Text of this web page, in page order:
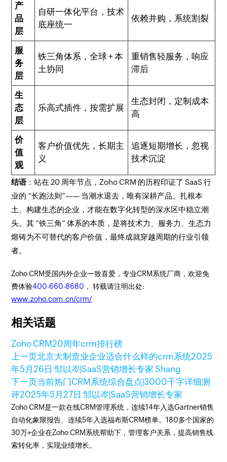
产
品
层
自研一体化平台，技术
底座统一
依赖并购，系统割裂
服
务
层
铁三角体系，全球 + 本
土协同
重销售轻服务，响应
滞后
生
态
层
乐高式插件，按需扩展
生态封闭，定制成本
高
价
值
观
客户价值优先，长期主
义
追逐短期增长，忽视
技术沉淀
结语 ：站在 20 周年节点，Zoho CRM 的历程印证了 SaaS 行
业的 “长跑法则”—— 当潮水退去，唯有深耕产品、扎根本
土、构建生态的企业，才能在数字化转型的深水区中稳立潮
头。其 “铁三角” 体系的本质，是将技术力、服务力、生态力
熔铸为不可替代的客户价值，最终成就穿越周期的行业引领
者。
Zoho CRM受国内外企业一致喜爱，专业CRM系统厂商，欢迎免
费体验400-660-8680 ， 转载请注明出处:
www.zoho.com.cn/crm/
相关话题
Zoho CRM20周年crm排行榜
上一页北京大制造业企业适合什么样的crm系统2025
年5月26日 邹以岑|SaaS营销增长专家 Shang
下一页当前热门CRM系统综合盘点|3000千字详细测
评2025年5月27日 邹以岑|SaaS营销增长专家
Zoho CRM是一款在线CRM管理系统，连续14年入选Gartner销售
自动化象限报告、连续5年入选福布斯CRM榜单。180多个国家的
30万+企业在Zoho CRM系统帮助下，管理客户关系，提高销售线
索转化率，实现业绩增长。